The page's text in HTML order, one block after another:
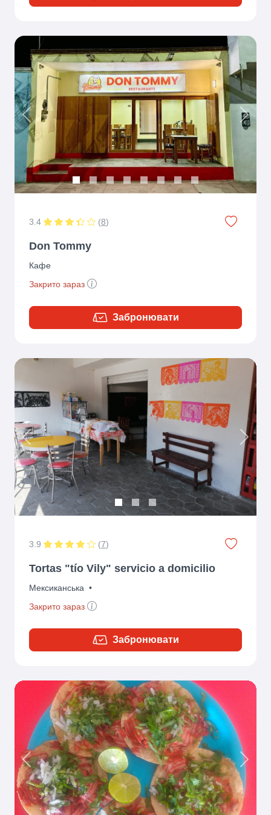
Previous Next
3.4 (8)
Don Tommy
Кафе
Закрито зараз
Забронювати
Previous Next
3.9 (7)
Tortas "tío Vily" servicio a domicilio
Мексиканська •
Закрито зараз
Забронювати
Previous Next